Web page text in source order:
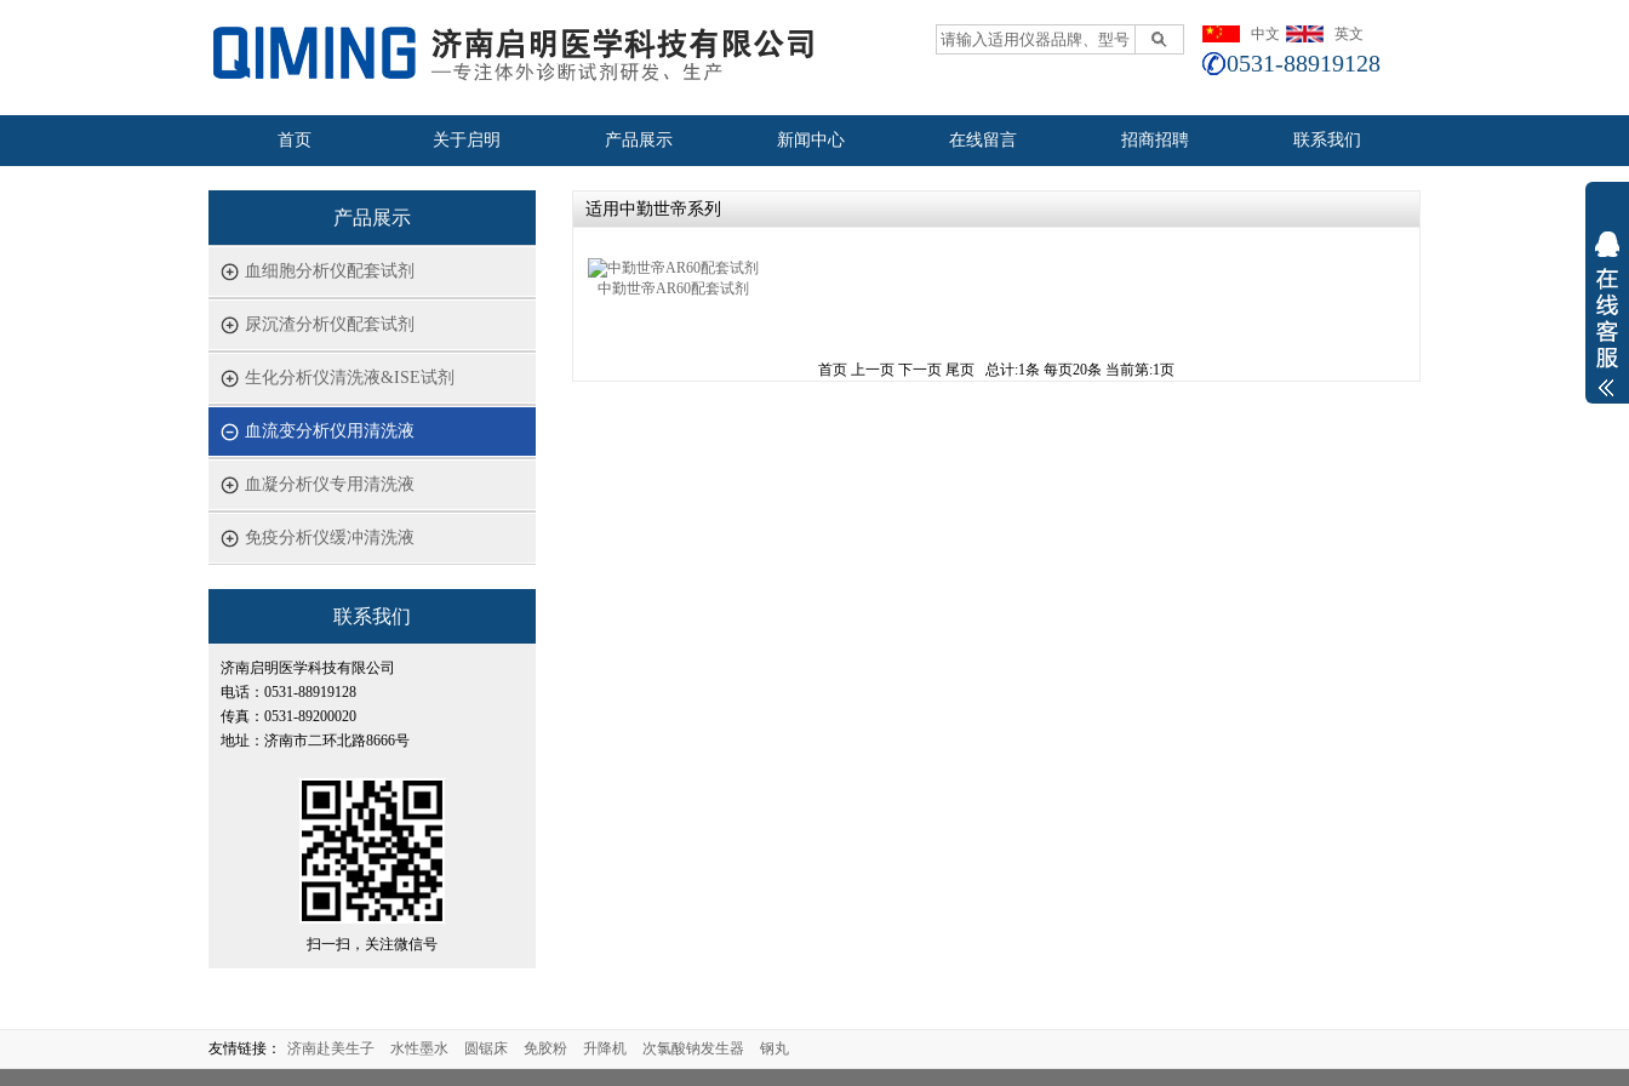
中文 英文
0531-88919128
首页 关于启明 产品展示 新闻中心 在线留言 招商招聘 联系我们
产品展示
血细胞分析仪配套试剂
尿沉渣分析仪配套试剂
生化分析仪清洗液&ISE试剂
血流变分析仪用清洗液
血凝分析仪专用清洗液
免疫分析仪缓冲清洗液
联系我们
济南启明医学科技有限公司
电话：0531-88919128
传真：0531-89200020
地址：济南市二环北路8666号
扫一扫，关注微信号
适用中勤世帝系列
中勤世帝AR60配套试剂
首页 上一页 下一页 尾页 总计:1条 每页20条 当前第:1页
友情链接： 济南赴美生子 水性墨水 圆锯床 免胶粉 升降机 次氯酸钠发生器 钢丸